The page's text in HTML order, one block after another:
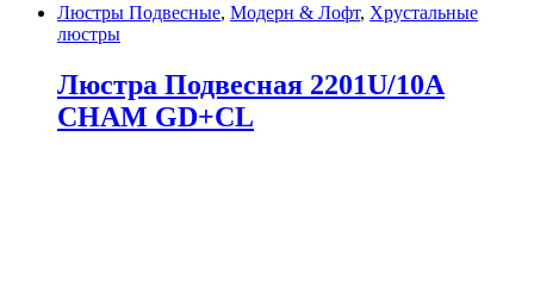
Люстры Подвесные, Модерн & Лофт, Хрустальные
люстры
Люстра Подвесная 2201U/10A
CHAM GD+CL